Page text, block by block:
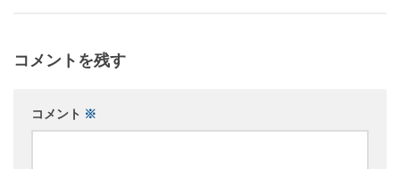
コメントを残す
コメント ※